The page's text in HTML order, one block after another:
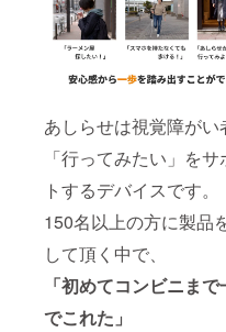
あしらせは視覚障がい
「行ってみたい」をサ
トするデバイスです。
150名以上の方に製品
して頂く中で、
「初めてコンビニまで
でこれた」